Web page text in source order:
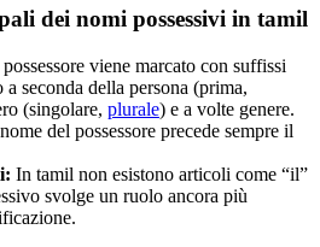
dei nomi possessivi in tamil
viene marcato con suffissi
seconda della persona (prima,
(singolare, plurale) e a volte genere.
del possessore precede sempre il
In tamil non esistono articoli come “il”
svolge un ruolo ancora più